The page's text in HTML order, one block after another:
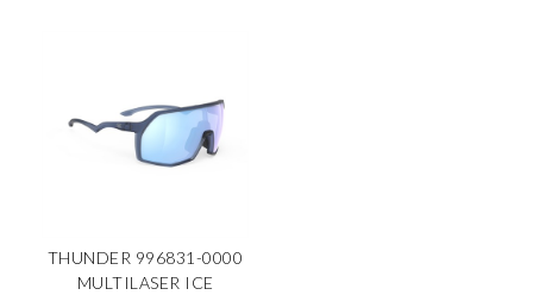
THUNDER 996831-0000
MULTILASER ICE